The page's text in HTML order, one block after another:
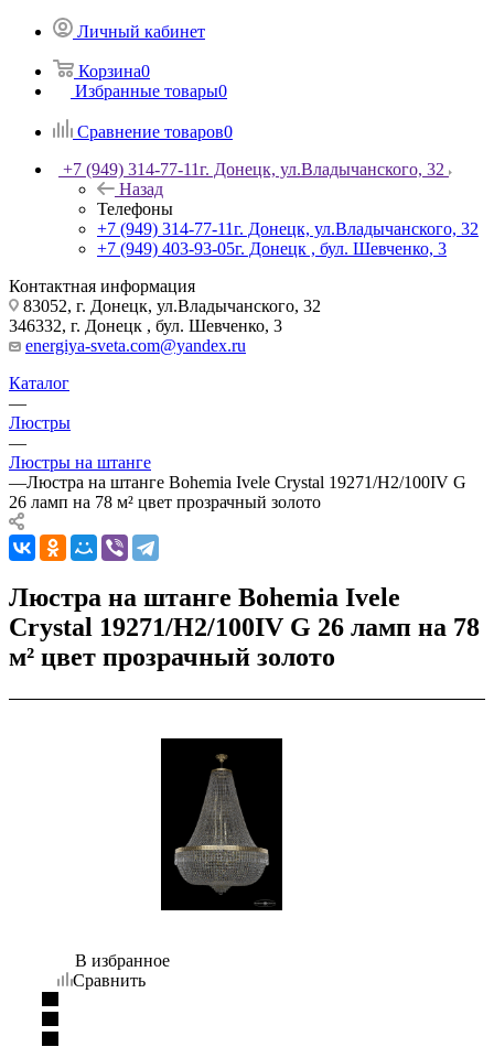
Личный кабинет
Корзина0
Избранные товары0
Сравнение товаров0
+7 (949) 314-77-11г. Донецк, ул.Владычанского, 32
Назад
Телефоны
+7 (949) 314-77-11г. Донецк, ул.Владычанского, 32
+7 (949) 403-93-05г. Донецк , бул. Шевченко, 3
Контактная информация
83052, г. Донецк, ул.Владычанского, 32
346332, г. Донецк , бул. Шевченко, 3
energiya-sveta.com@yandex.ru
Каталог
—
Люстры
—
Люстры на штанге
—Люстра на штанге Bohemia Ivele Crystal 19271/H2/100IV G
26 ламп на 78 м² цвет прозрачный золото
Люстра на штанге Bohemia Ivele
Crystal 19271/H2/100IV G 26 ламп на 78
м² цвет прозрачный золото
В избранное
Сравнить